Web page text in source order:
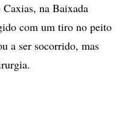
na Baixada
com um tiro no peito
a ser socorrido, mas